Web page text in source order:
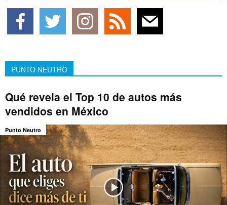
PUNTO NEUTRO
Qué revela el Top 10 de autos más
vendidos en México
Punto Neutro